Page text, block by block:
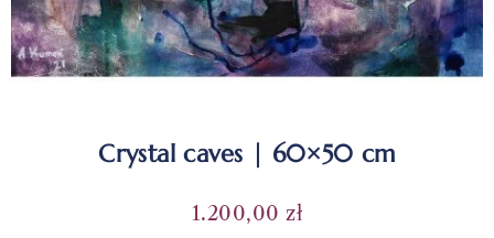
Crystal caves | 60×50 cm
1.200,00zł